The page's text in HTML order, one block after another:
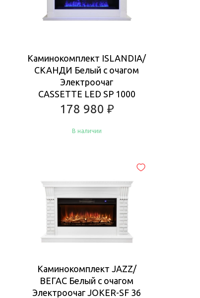
Каминокомплект ISLANDIA/
СКАНДИ Белый с очагом
Электроочаг
CASSETTE LED SP 1000
178 980 ₽
В наличии
Каминокомплект JAZZ/
ВЕГАС Белый с очагом
Электроочаг JOKER-SF 36